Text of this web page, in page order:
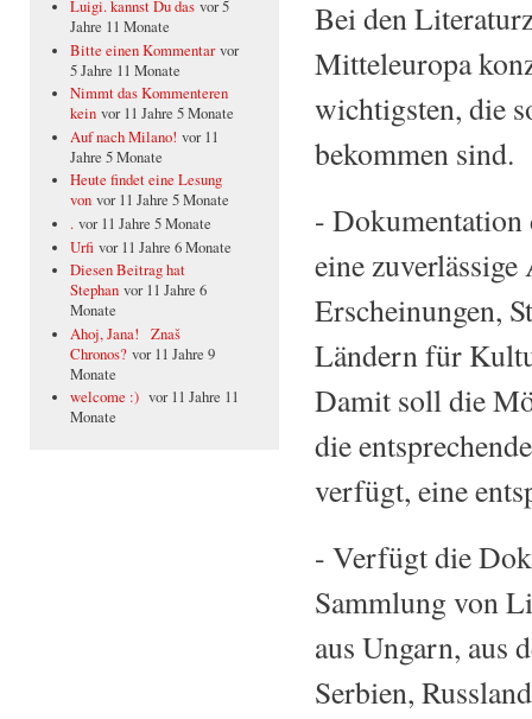
Luigi. kannst Du das vor 5
Jahre 11 Monate
Bitte einen Kommentar vor
5 Jahre 11 Monate
Nimmt das Kommenteren
kein vor 11 Jahre 5 Monate
Auf nach Milano! vor 11
Jahre 5 Monate
Heute findet eine Lesung
von vor 11 Jahre 5 Monate
. vor 11 Jahre 5 Monate
Urfi vor 11 Jahre 6 Monate
Diesen Beitrag hat
Stephan vor 11 Jahre 6
Monate
Ahoj, Jana! Znaš
Chronos? vor 11 Jahre 9
Monate
welcome :) vor 11 Jahre 11
Monate
Bei den
Mitteleuropa
wichtigsten, die
bekommen sind.
- Dokumentation
eine
Erscheinungen,
Ländern für
Damit soll die
die
verfügt, eine
- Verfügt die
Sammlung von
aus Ungarn, aus
Serbien,